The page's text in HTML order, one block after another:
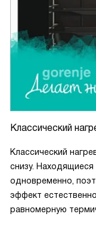
Классический
Классический
снизу.
одновременно,
эффект
равномерную